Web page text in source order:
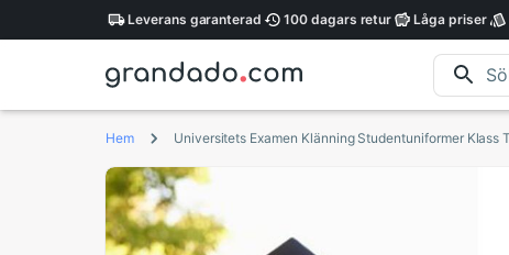
Leverans garanterad 100 dagars retur Låga priser
Hem